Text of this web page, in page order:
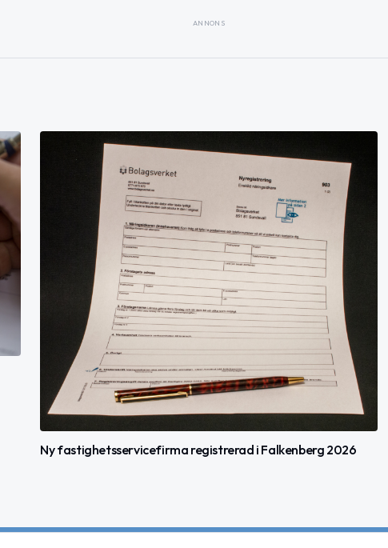
ANNONS
Ny fastighetsservicefirma registrerad i Falkenberg 2026